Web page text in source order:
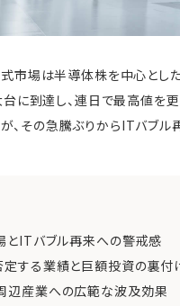
市場は半導体株を中心とし
に到達し、連日で最高値を
、その急騰ぶりからITバブ
とITバブル再来への警戒感
定する業績と巨額投資の裏付
辺産業への広範な波及効果